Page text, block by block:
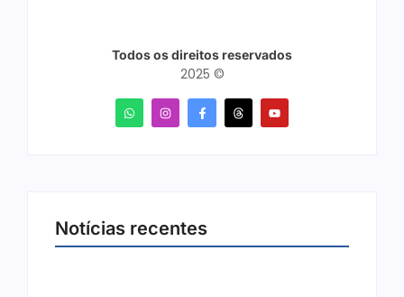
Todos os direitos reservados
2025 ©
Notícias recentes